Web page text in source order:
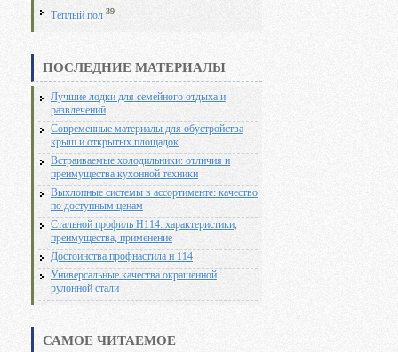
Теплый пол 39
ПОСЛЕДНИЕ МАТЕРИАЛЫ
Лучшие лодки для семейного отдыха и
развлечений
Современные материалы для обустройства
крыш и открытых площадок
Встраиваемые холодильники: отличия и
преимущества кухонной техники
Выхлопные системы в ассортименте: качество
по доступным ценам
Стальной профиль Н114: характеристики,
преимущества, применение
Достоинства профнастила н 114
Универсальные качества окрашенной
рулонной стали
САМОЕ ЧИТАЕМОЕ